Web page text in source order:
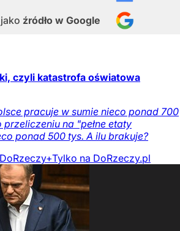
źródło w Google
czyli katastrofa oświatowa
pracuje w sumie nieco ponad 700
na "pełne etaty
ponad 500 tys. A ilu brakuje?
DoRzeczy+Tylko na DoRzeczy.pl